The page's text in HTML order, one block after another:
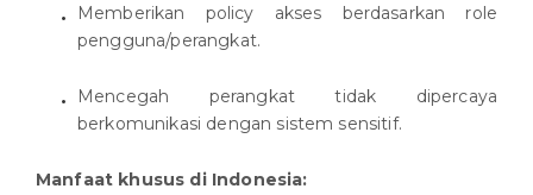
Memberikan policy akses berdasarkan role
pengguna/perangkat.
Mencegah perangkat tidak dipercaya
berkomunikasi dengan sistem sensitif.
Manfaat khusus di Indonesia: